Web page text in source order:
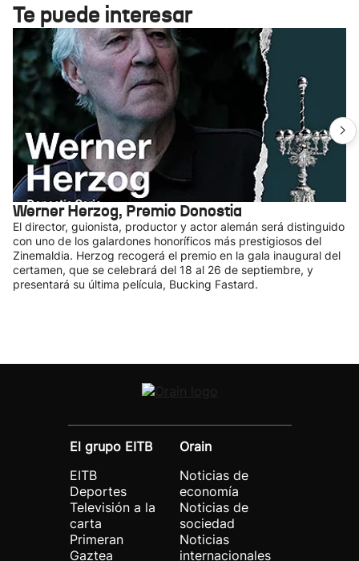
Te puede interesar
Werner Herzog, Premio Donostia
El director, guionista, productor y actor alemán será distinguido
con uno de los galardones honoríficos más prestigiosos del
Zinemaldia. Herzog recogerá el premio en la gala inaugural del
certamen, que se celebrará del 18 al 26 de septiembre, y
presentará su última película, Bucking Fastard.
El grupo EITB
EITB
Deportes
Televisión a la
carta
Primeran
Gaztea
Orain
Noticias de
economía
Noticias de
sociedad
Noticias
internacionales